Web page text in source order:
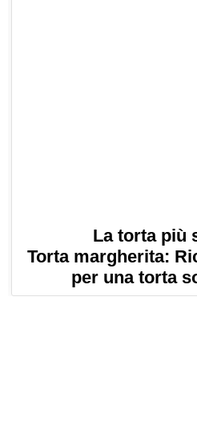
La torta più
Torta margherita:
per una torta